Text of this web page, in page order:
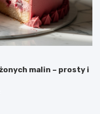
malin – prosty i